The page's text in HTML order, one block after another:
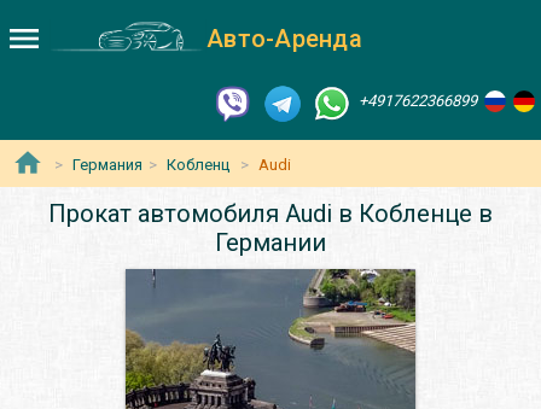
Авто-Аренда
+4917622366899
Германия Кобленц Audi
Прокат автомобиля Audi в Кобленце в
Германии